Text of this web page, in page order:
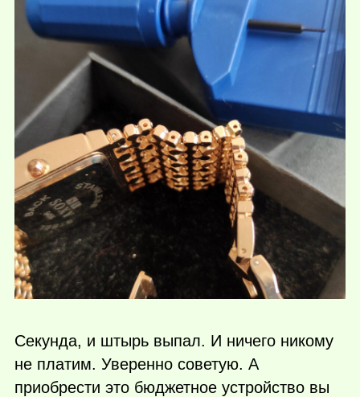
Секунда, и штырь выпал. И ничего никому
не платим. Уверенно советую. А
приобрести это бюджетное устройство вы